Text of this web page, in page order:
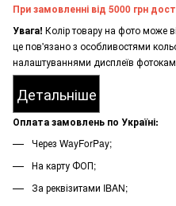
При замовленні від 5000 грн
Увага! Колір товару на фото може
це пов'язано з особливостями
налаштуваннями дисплеїв
Детальніше
Оплата замовлень по Україні:
Через WayForPay;
На карту ФОП;
За реквізитами IBAN;